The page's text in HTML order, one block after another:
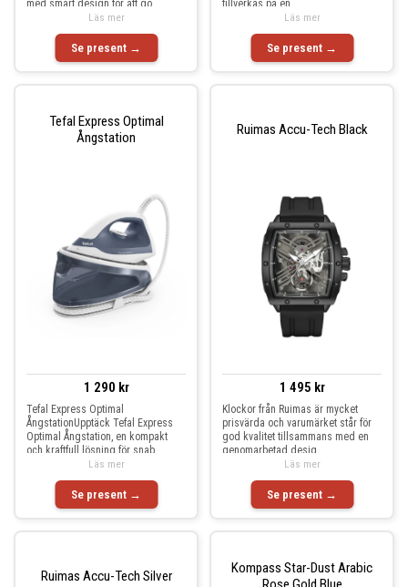
med smart design för att gö
Se present →
Läs mer
tillverkas på en
Se present →
Läs mer
Tefal Express Optimal
Ångstation
1 290 kr
Tefal Express Optimal
ÅngstationUpptäck Tefal Express
Optimal Ångstation, en kompakt
och kraftfull lösning för snab
Se present →
Läs mer
Ruimas Accu-Tech Black
1 495 kr
Klockor från Ruimas är mycket
prisvärda och varumärket står för
god kvalitet tillsammans med en
genomarbetad desig
Se present →
Läs mer
Ruimas Accu-Tech Silver
Kompass Star-Dust Arabic